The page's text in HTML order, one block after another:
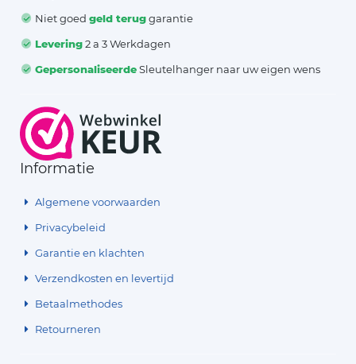
Niet goedgeld teruggarantie
Levering2 a 3 Werkdagen
GepersonaliseerdeSleutelhanger naar uw eigen wens
Informatie
Algemene voorwaarden
Privacybeleid
Garantie en klachten
Verzendkosten en levertijd
Betaalmethodes
Retourneren